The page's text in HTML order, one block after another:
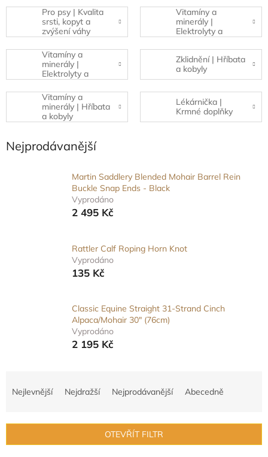
Pro psy | Kvalita
srsti, kopyt a
zvýšení váhy
Vitamíny a
minerály |
Elektrolyty a
Vitamíny a
minerály |
Elektrolyty a
Hříbata a kobyly
Zklidnění | Hříbata
a kobyly
Vitamíny a
minerály | Hříbata
a kobyly
Lékárnička |
Krmné doplňky
Nejprodávanější
Martin Saddlery Blended Mohair Barrel Rein
Buckle Snap Ends - Black
Vyprodáno
2 495 Kč
Rattler Calf Roping Horn Knot
Vyprodáno
135 Kč
Classic Equine Straight 31-Strand Cinch
Alpaca/Mohair 30" (76cm)
Vyprodáno
2 195 Kč
í
Nejlevnější Nejdražší Nejprodávanější Abecedně
OTEVŘÍT FILTR